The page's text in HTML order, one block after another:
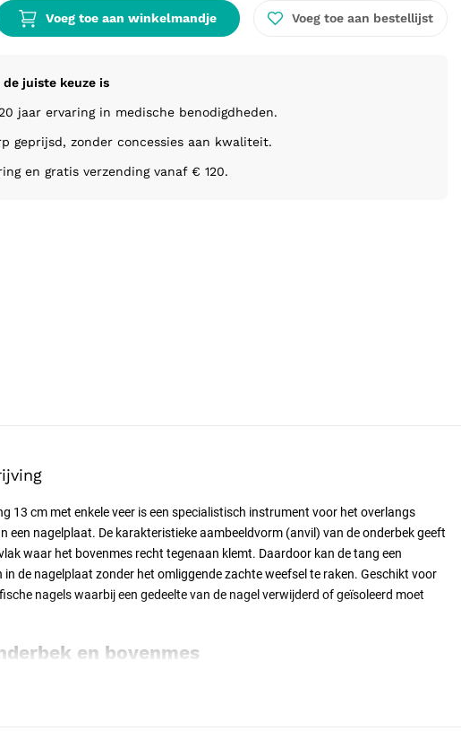
Voeg toe aan winkelmandje Voeg toe aan bestellijst
de juiste keuze is
jaar ervaring in medische benodigdheden.
geprijsd, zonder concessies aan kwaliteit.
en gratis verzending vanaf € 120.
13 cm met enkele veer is een specialistisch instrument voor het overlangs
een nagelplaat. De karakteristieke aambeeldvorm (anvil) van de onderbek geeft
waar het bovenmes recht tegenaan klemt. Daardoor kan de tang een
in de nagelplaat zonder het omliggende zachte weefsel te raken. Geschikt voor
nagels waarbij een gedeelte van de nagel verwijderd of geïsoleerd moet
en bovenmes
van een klein aambeeld (anvil): een platte rechthoek waar de nagel op rust